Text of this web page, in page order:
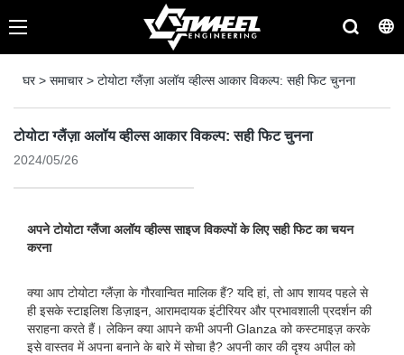
घर> समाचार> टोयोटा ग्लैंज़ा अलॉय व्हील्स आकार विकल्प: सही फिट चुनना
टोयोटा ग्लैंज़ा अलॉय व्हील्स आकार विकल्प: सही फिट चुनना
2024/05/26
अपने टोयोटा ग्लैंजा अलॉय व्हील्स साइज विकल्पों के लिए सही फिट का चयन
करना
क्या आप टोयोटा ग्लैंज़ा के गौरवान्वित मालिक हैं? यदि हां, तो आप शायद पहले से
ही इसके स्टाइलिश डिज़ाइन, आरामदायक इंटीरियर और प्रभावशाली प्रदर्शन की
सराहना करते हैं। लेकिन क्या आपने कभी अपनी Glanza को कस्टमाइज़ करके
इसे वास्तव में अपना बनाने के बारे में सोचा है? अपनी कार की दृश्य अपील को